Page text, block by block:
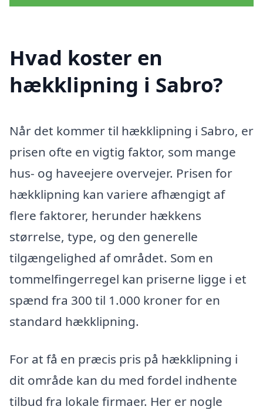
Hvad koster en
hækklipning i Sabro?
Når det kommer til hækklipning i Sabro, er
prisen ofte en vigtig faktor, som mange
hus- og haveejere overvejer. Prisen for
hækklipning kan variere afhængigt af
flere faktorer, herunder hækkens
størrelse, type, og den generelle
tilgængelighed af området. Som en
tommelfingerregel kan priserne ligge i et
spænd fra 300 til 1.000 kroner for en
standard hækklipning.
For at få en præcis pris på hækklipning i
dit område kan du med fordel indhente
tilbud fra lokale firmaer. Her er nogle